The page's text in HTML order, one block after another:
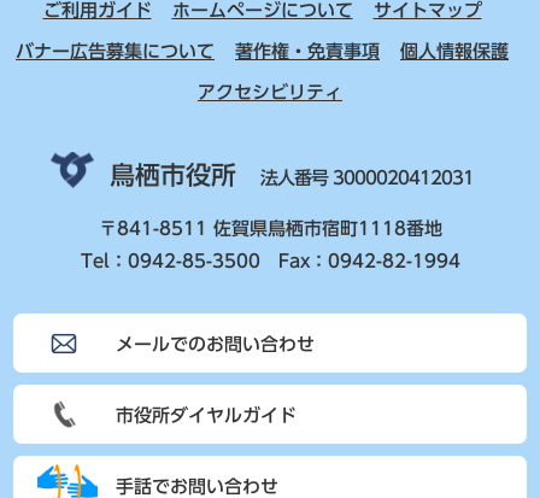
ご利用ガイド ホームページについて サイトマップ
バナー広告募集について 著作権・免責事項 個人情報保護
アクセシビリティ
鳥栖市役所 法人番号 3000020412031
〒841-8511 佐賀県鳥栖市宿町1118番地
Tel：0942-85-3500 Fax：0942-82-1994
メールでのお問い合わせ
市役所ダイヤルガイド
手話でお問い合わせ